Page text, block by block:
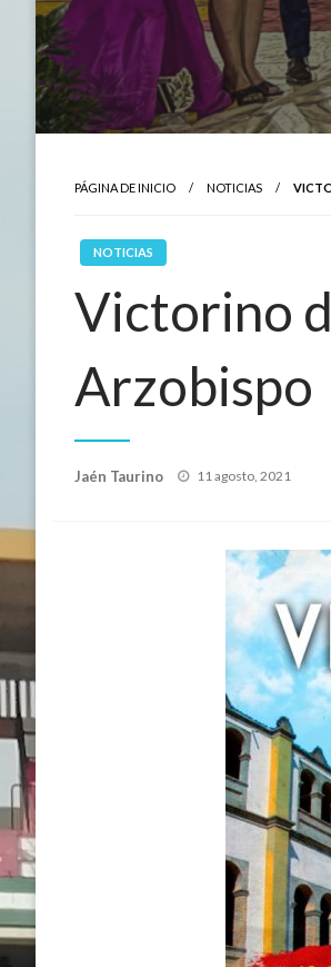
PÁGINA DE INICIO NOTICIAS
NOTICIAS
Victorino
Arzobispo
Jaén Taurino
Publicado
11 agosto, 2021